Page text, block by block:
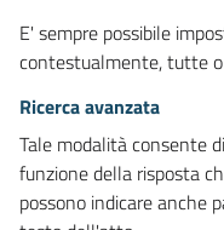
E' sempre possibile
contestualmente, tutte
Ricerca avanzata
Tale modalità consente
funzione della risposta
possono indicare anche